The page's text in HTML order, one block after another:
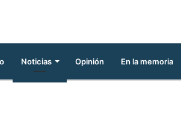
Noticias Opinión En la memoria